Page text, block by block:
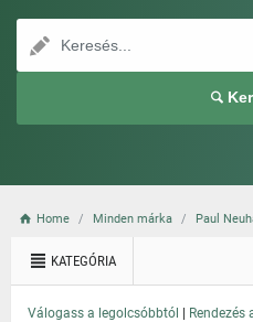
Home Minden márka Paul
KATEGÓRIA
Válogass a legolcsóbbtól | Rendezés